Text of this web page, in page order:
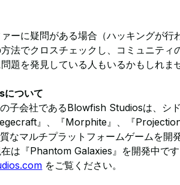
ーに疑問がある場合（ハッキングが行
法でクロスチェックし、コミュニティ
題を発見している人もいるかもしれま
ついて
子会社であるBlowfish Studiosは、シ
』、『Morphite』、『
なマルチプラットフォームゲームを開
は『Phantom Galaxies』を開発中で
をご覧ください。